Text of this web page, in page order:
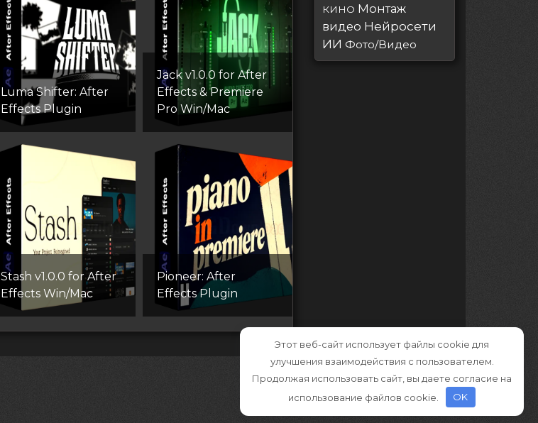
Luma Shifter: After
Effects Plugin
Jack v1.0.0 for After
Effects & Premiere
Pro Win/Mac
Stash v1.0.0 for After
Effects Win/Mac
Pioneer: After
Effects Plugin
КИНО Монтаж
видео Нейросети
ИИ Фото/Видео
Этот веб-сайт использует файлы cookie для
улучшения взаимодействия с пользователем.
Продолжая использовать сайт, вы даете согласие на
использование файлов cookie.
OK